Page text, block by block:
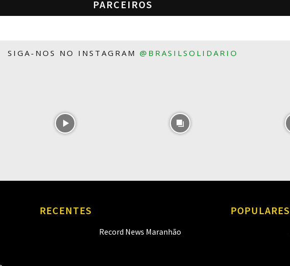
PARCEIROS
SIGA-NOS NO INSTAGRAM @BRASILSOLIDARIO
RECENTES
Record News Maranhão
POPULARES